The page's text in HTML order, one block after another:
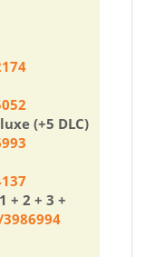
(+5 DLC)
+ 2 + 3 +